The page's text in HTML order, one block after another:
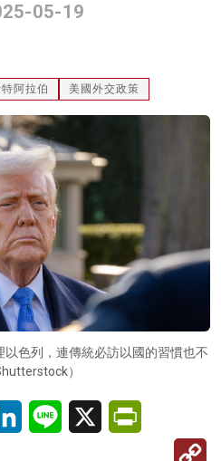
05-19
阿拉伯 美國外交政策
色列，連傳統必訪以國的習慣也不
）
LinkedInLine X